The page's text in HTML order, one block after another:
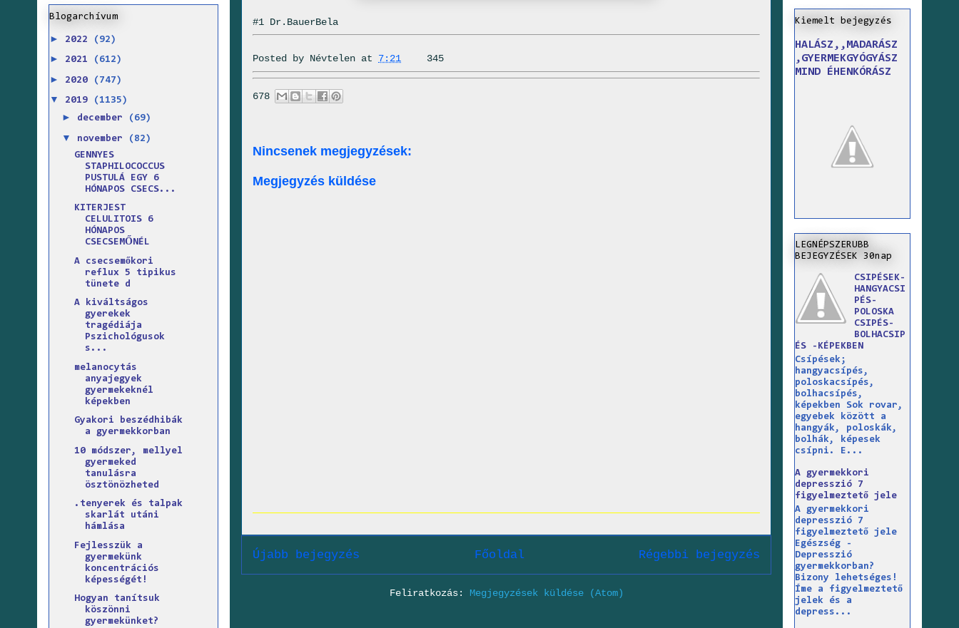
#1 Dr.BauerBela
Posted by Névtelen at 7:21 345
678
Nincsenek megjegyzések:
Megjegyzés küldése
Újabb bejegyzés Régebbi bejegyzés
Főoldal
Feliratkozás: Megjegyzések küldése (Atom)
Blogarchívum
► 2022 (92)
► 2021 (612)
► 2020 (747)
▼ 2019 (1135)
► december (69)
▼ november
(82)
GENNYES
STAPHILOCOCCUS
PUSTULÁ EGY 6
HÓNAPOS CSECS...
KITERJEST
CELULITOIS 6
HÓNAPOS
CSECSEMŐNÉL
A csecsemőkori
reflux 5 tipikus
tünete d
A kiváltságos
gyerekek
tragédiája
Pszichológusok
s...
melanocytás
anyajegyek
gyermekeknél
képekben
Gyakori beszédhibák
a gyermekkorban
10 módszer, mellyel
gyermeked
tanulásra
ösztönözheted
.tenyerek és talpak
skarlát utáni
hámlása
Fejlesszük a
gyermekünk
koncentrációs
képességét!
Hogyan tanítsuk
köszönni
gyermekünket?
Kiemelt bejegyzés
HALÁSZ,,MADARÁSZ
,GYERMEKGYÓGYÁSZ
MIND ÉHENKÓRÁSZ
LEGNÉPSZERUBB
BEJEGYZÉSEK 30nap
CSIPÉSEK-
HANGYACSI
PÉS-
POLOSKA
CSIPÉS-
BOLHACSIP
ÉS -KÉPEKBEN
Csípések;
hangyacsípés,
poloskacsípés,
bolhacsípés,
képekben Sok rovar,
egyebek között a
hangyák, poloskák,
bolhák, képesek
csípni. E...
A gyermekkori
depresszió 7
figyelmeztető jele
A gyermekkori
depresszió 7
figyelmeztető jele
Egészség -
Depresszió
gyermekkorban?
Bizony lehetséges!
Íme a figyelmeztető
jelek és a
depress...